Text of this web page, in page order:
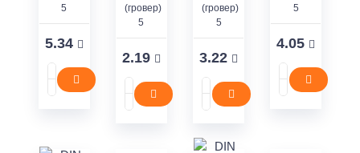
5
5.34
(гровер)
5
2.19
(гровер)
5
3.22
5
4.05